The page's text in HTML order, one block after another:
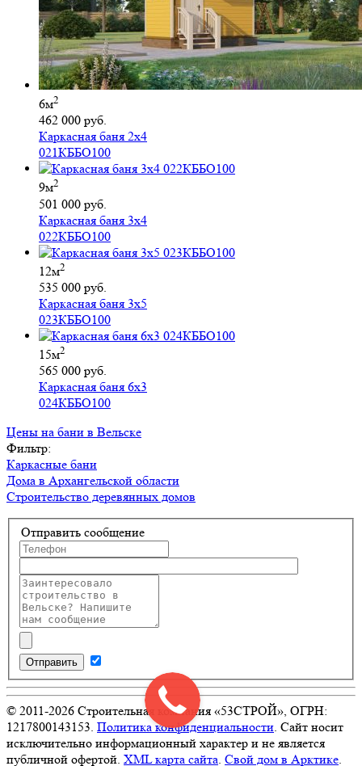
6м2
462 000 руб.
Каркасная баня 2х4
021КББО100
9м2
501 000 руб.
Каркасная баня 3х4
022КББО100
12м2
535 000 руб.
Каркасная баня 3х5
023КББО100
15м2
565 000 руб.
Каркасная баня 6х3
024КББО100
Цены на бани в Вельске
Фильтр:
Каркасные бани
Дома в Архангельской области
Строительство деревянных домов
Отправить сообщение
Отправить
© 2011-2026 Строительная компания «53СТРОЙ», ОГРН:
1217800143153. Политика конфиденциальности. Сайт носит
исключительно информационный характер и не является
публичной офертой. XML карта сайта. Свой дом в Арктике.